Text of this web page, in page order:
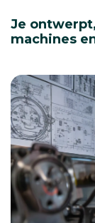
Je
machines